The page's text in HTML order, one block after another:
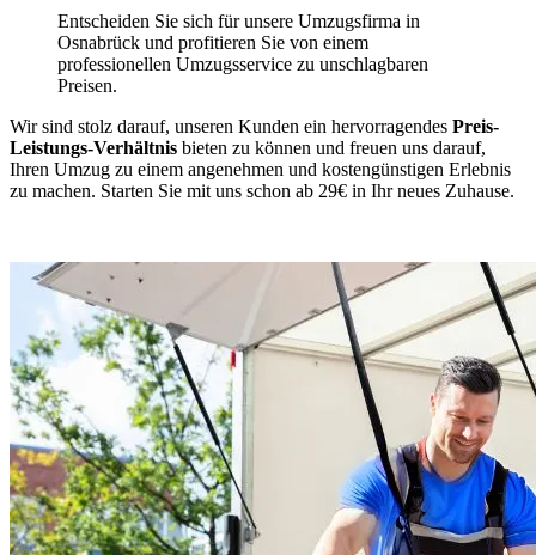
Entscheiden Sie sich für unsere Umzugsfirma in
Osnabrück und profitieren Sie von einem
professionellen Umzugsservice zu unschlagbaren
Preisen.
Wir sind stolz darauf, unseren Kunden ein hervorragendes Preis-
Leistungs-Verhältnis bieten zu können und freuen uns darauf,
Ihren Umzug zu einem angenehmen und kostengünstigen Erlebnis
zu machen. Starten Sie mit uns schon ab 29€ in Ihr neues Zuhause.